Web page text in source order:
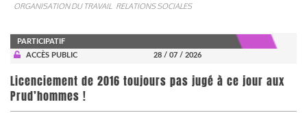
ORGANISATION DU TRAVAIL RELATIONS SOCIALES
PARTICIPATIF
ACCÈS PUBLIC
28 / 07 / 2026
Licenciement de 2016 toujours pas jugé à ce jour aux
Prud’hommes !